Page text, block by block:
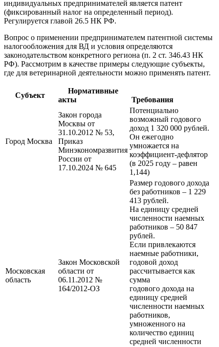
индивидуальных предпринимателей является патент
(фиксированный налог на определенный период).
Регулируется главой 26.5 НК РФ.
Вопрос о применении предпринимателем патентной системы
налогообложения для ВД и условия определяются
законодательством конкретного региона (п. 2 ст. 346.43 НК
РФ). Рассмотрим в качестве примеры следующие субъекты,
где для ветеринарной деятельности можно применять патент.
Субъект
Нормативные
акты
Требования
Город Москва
Закон города
Москвы от
31.10.2012 № 53,
Приказ
Минэкономразвития
России от
17.10.2024 № 645
Потенциально
возможный годового
доход 1 320 000 рублей.
Он ежегодно
умножается на
коэффициент-дефлятор
(в 2025 году – равен
1,144)
Московская
область
Закон Московской
области от
06.11.2012 №
164/2012-ОЗ
Размер годового дохода
без работников – 1 229
413 рублей.
На единицу средней
численности наемных
работников – 50 847
рублей.
Если привлекаются
наемные работники,
годовой доход
рассчитывается как
сумма
годового дохода на
единицу средней
численности наемных
работников,
умноженного на
количество единиц
средней численности